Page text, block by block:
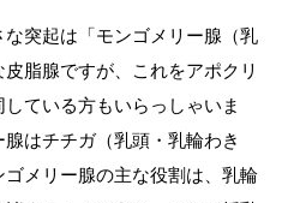
突起は「モンゴメリー腺（乳
脂腺ですが、これをアポクリ
ている方もいらっしゃいま
はチチガ（乳頭・乳輪わき
メリー腺の主な役割は、乳輪